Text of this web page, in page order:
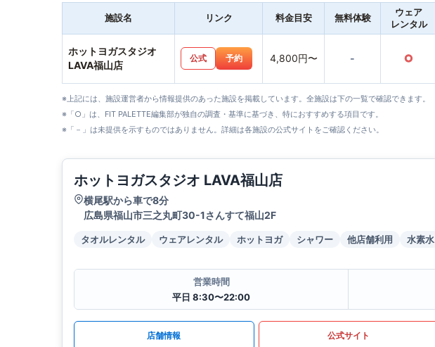
施設名 リンク 料金目安 無料体験
ウェア
レンタル
ホットヨガスタジオ
LAVA福山店
公式 予約 4,800円〜 - ○
※上記には、施設運営者から情報提供のあった施設を掲載しています。全施設は下の一覧で確認できます。
※「○」は、FIT PALETTE編集部が独自の調査・基準に基づき、特におすすめする項目です。
※「－」は未提供を示すものではありません。詳細は各施設の公式サイトをご確認ください。
ホットヨガスタジオ LAVA福山店
横尾駅から車で8分
広島県福山市三之丸町30-1さんすて福山2F
タオルレンタル ウェアレンタル ホットヨガ シャワー 他店舗利用 水素水
営業時間
平日 8:30〜22:00
店舗情報 公式サイト